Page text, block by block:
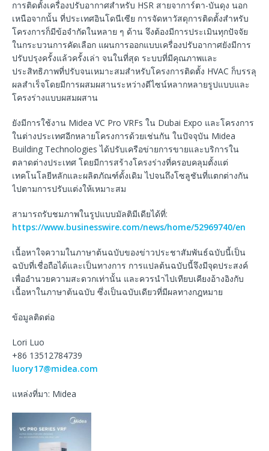
การติดตั้งเครื่องปรับอากาศสำหรับ HSR สายจาการ์ตา-บันดุง นอก
เหนือจากนั้น ที่ประเทศอินโดนีเซีย การจัดหาวัสดุการติดตั้งสำหรับ
โครงการก็มีข้อจำกัดในหลาย ๆ ด้าน จึงต้องมีการประเมินทุกปัจจัย
ในกระบวนการคัดเลือก แผนการออกแบบเครื่องปรับอากาศยังมีการ
ปรับปรุงครั้งแล้วครั้งเล่า จนในที่สุด ระบบที่มีคุณภาพและ
ประสิทธิภาพที่ปรับจนเหมาะสมสำหรับโครงการติดตั้ง HVAC ก็บรรลุ
ผลสำเร็จโดยมีการผสมผสานระหว่างดีไซน์หลากหลายรูปแบบและ
โครงร่างแบบผสมผสาน
ยังมีการใช้งาน Midea VC Pro VRFs ใน Dubai Expo และโครงการ
ในต่างประเทศอีกหลายโครงการด้วยเช่นกัน ในปัจจุบัน Midea
Building Technologies ได้ปรับเครือข่ายการขายและบริการใน
ตลาดต่างประเทศ โดยมีการสร้างโครงร่างที่ครอบคลุมตั้งแต่
เทคโนโลยีหลักและผลิตภัณฑ์ดั้งเดิม ไปจนถึงโซลูชันที่แตกต่างกัน
ไปตามการปรับแต่งให้เหมาะสม
สามารถรับชมภาพในรูปแบบมัลติมีเดียได้ที่:
https://www.businesswire.com/news/home/52969740/en
เนื้อหาใจความในภาษาต้นฉบับของข่าวประชาสัมพันธ์ฉบับนี้เป็น
ฉบับที่เชื่อถือได้และเป็นทางการ การแปลต้นฉบับนี้จึงมีจุดประสงค์
เพื่ออำนวยความสะดวกเท่านั้น และควรนำไปเทียบเคียงอ้างอิงกับ
เนื้อหาในภาษาต้นฉบับ ซึ่งเป็นฉบับเดียวที่มีผลทางกฎหมาย
ข้อมูลติดต่อ
Lori Luo
+86 13512784739
luory17@midea.com
แหล่งที่มา: Midea